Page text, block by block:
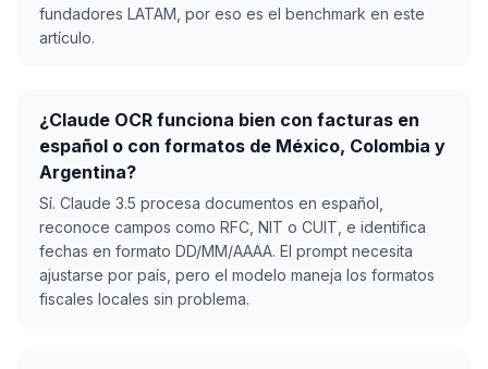
fundadores LATAM, por eso es el benchmark en este
artículo.
¿Claude OCR funciona bien con facturas en
español o con formatos de México, Colombia y
Argentina?
Sí. Claude 3.5 procesa documentos en español,
reconoce campos como RFC, NIT o CUIT, e identifica
fechas en formato DD/MM/AAAA. El prompt necesita
ajustarse por país, pero el modelo maneja los formatos
fiscales locales sin problema.